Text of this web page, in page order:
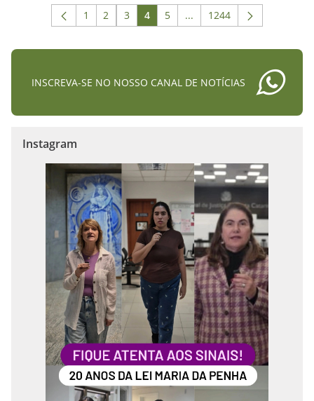
Página
1 Página
2 Página
3 Página
4 Página
5 ...Páginas intermediárias
Página
1244
INSCREVA-SE NO NOSSO CANAL DE NOTÍCIAS
Instagram